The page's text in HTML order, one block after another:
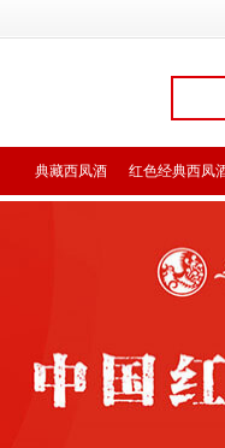
典藏西凤酒 红色经典西凤